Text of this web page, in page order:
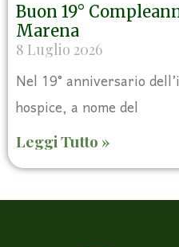
Buon 19°
Marena
8 Luglio 2026
Nel 19° anniversario
hospice, a nome del
Leggi Tutto »